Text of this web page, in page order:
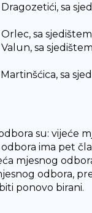
sa
sa
sa
sa
su: vijeće
ima pet
mjesnog
odbora,
ponovo birani.